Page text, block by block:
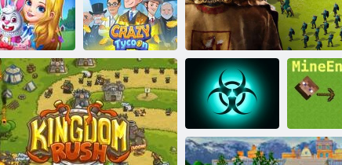
Lezzetli
Emily'nin Yeni
Bir Başlangıç
Farmington
Rüyaları
Birleştir
Çılgın İş Adamı